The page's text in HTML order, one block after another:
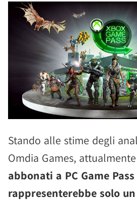
Stando alle stime degli
Omdia Games,
abbonati a PC Game Pass
rappresenterebbe solo